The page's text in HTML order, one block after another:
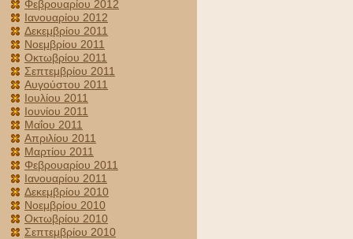
Φεβρουαρίου 2012
Ιανουαρίου 2012
Δεκεμβρίου 2011
Νοεμβρίου 2011
Οκτωβρίου 2011
Σεπτεμβρίου 2011
Αυγούστου 2011
Ιουλίου 2011
Ιουνίου 2011
Μαΐου 2011
Απριλίου 2011
Μαρτίου 2011
Φεβρουαρίου 2011
Ιανουαρίου 2011
Δεκεμβρίου 2010
Νοεμβρίου 2010
Οκτωβρίου 2010
Σεπτεμβρίου 2010